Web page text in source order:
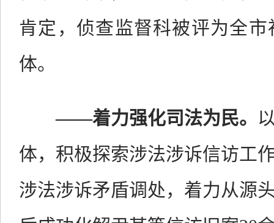
肯定，侦查监督科被评为全
体。
——着力强化司法为民。
体，积极探索涉法涉诉信访工
涉法涉诉矛盾调处， 着力从源